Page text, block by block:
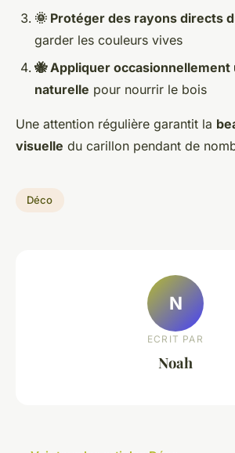
🌞 Protéger des rayons directs
garder les couleurs vives
🐝 Appliquer occasionnellement
naturelle pour nourrir le bois
Une attention régulière garantit la
visuelle du carillon pendant de
Déco
N
ECRIT PAR
Noah